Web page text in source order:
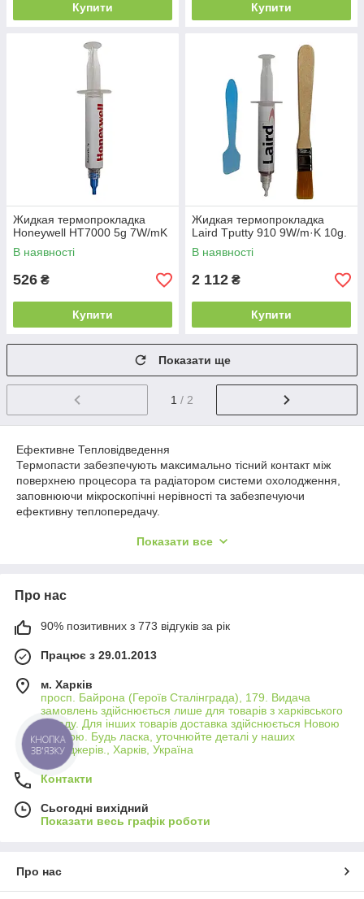
Купити Купити
Жидкая термопрокладка
Honeywell HT7000 5g 7W/mK
В наявності
526 ₴
Купити
Жидкая термопрокладка
Laird Tputty 910 9W/m·K 10g.
В наявності
2 112 ₴
Купити
Показати ще
1 / 2
Ефективне Тепловідведення
Термопасти забезпечують максимально тісний контакт між
поверхнею процесора та радіатором системи охолодження,
заповнюючи мікроскопічні нерівності та забезпечуючи
ефективну теплопередачу.
обладнання.
Легкість Використання
навичок або інструментів для застосування, роблячи процес
оновлення системи охолодження простим та доступним.
Довговічність
Якісні термопасти забезпечують довготривале
тепловідведення, не висихаючи та не втрачаючи своїх
властивостей протягом тривалого часу, що знижує
необхідність в частих замінах.
Захист Від Перегріву
Регулярне оновлення термопасти є ключовим аспектом
підтримки оптимальної температури працездатності вашого
Показати все
Про нас
90% позитивних з 773 відгуків за рік
Працює з 29.01.2013
м. Харків
просп. Байрона (Героїв Сталінграда), 179. Видача
замовлень здійснюється лише для товарів з харківського
складу. Для інших товарів доставка здійснюється Новою
Поштою. Будь ласка, уточнюйте деталі у наших
менеджерів., Харків, Україна
Контакти
Сьогодні вихідний
Показати весь графік роботи
Про нас
КНОПКА
ЗВ'ЯЗКУ